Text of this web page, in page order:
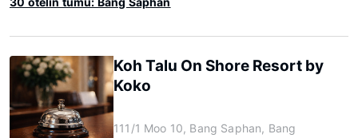
Koh Talu On Shore Resort by
Koko
111/1 Moo 10, Bang Saphan, Bang